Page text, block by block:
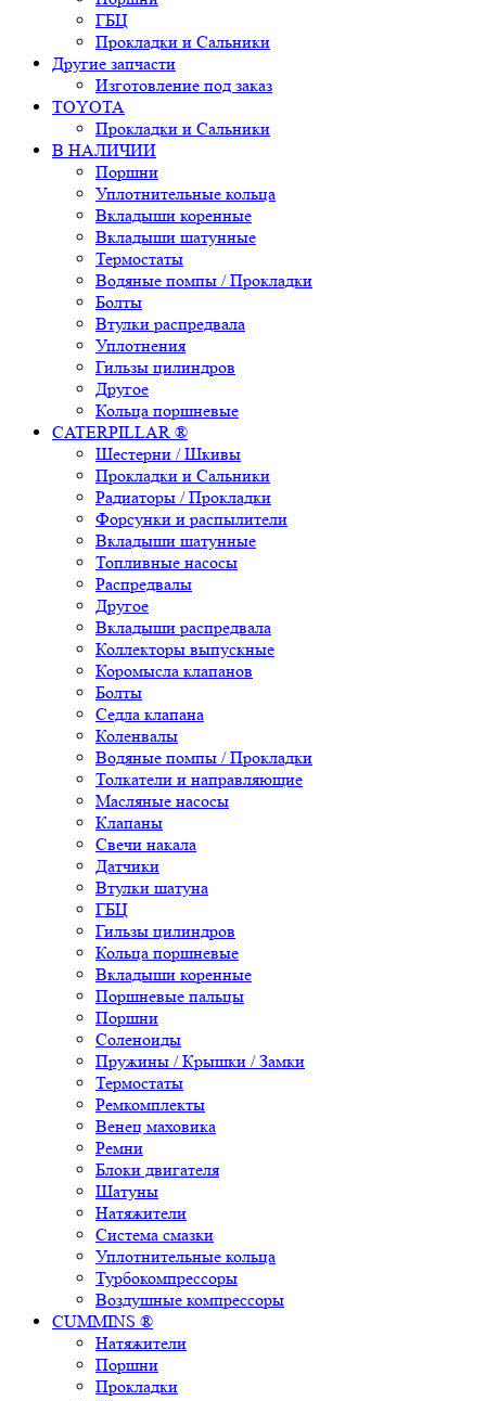
ГБЦ
Прокладки и Сальники
Другие запчасти
Изготовление под заказ
TOYOTA
Прокладки и Сальники
В НАЛИЧИИ
Поршни
Уплотнительные кольца
Вкладыши коренные
Вкладыши шатунные
Термостаты
Водяные помпы / Прокладки
Болты
Втулки распредвала
Уплотнения
Гильзы цилиндров
Другое
Кольца поршневые
CATERPILLAR ®
Шестерни / Шкивы
Прокладки и Сальники
Радиаторы / Прокладки
Форсунки и распылители
Вкладыши шатунные
Топливные насосы
Распредвалы
Другое
Вкладыши распредвала
Коллекторы выпускные
Коромысла клапанов
Болты
Седла клапана
Коленвалы
Водяные помпы / Прокладки
Толкатели и направляющие
Масляные насосы
Клапаны
Свечи накала
Датчики
Втулки шатуна
ГБЦ
Гильзы цилиндров
Кольца поршневые
Вкладыши коренные
Поршневые пальцы
Поршни
Соленоиды
Пружины / Крышки / Замки
Термостаты
Ремкомплекты
Венец маховика
Ремни
Блоки двигателя
Шатуны
Натяжители
Система смазки
Уплотнительные кольца
Турбокомпрессоры
Воздушные компрессоры
CUMMINS ®
Натяжители
Поршни
Прокладки